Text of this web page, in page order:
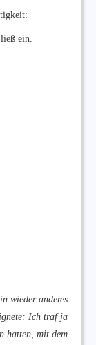
ein.
wieder anderes
Ich traf ja
hatten, mit dem